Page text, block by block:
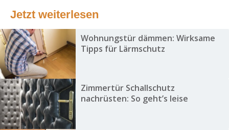
Jetzt weiterlesen
Wohnungstür dämmen: Wirksame
Tipps für Lärmschutz
Zimmertür Schallschutz
nachrüsten: So geht’s leise